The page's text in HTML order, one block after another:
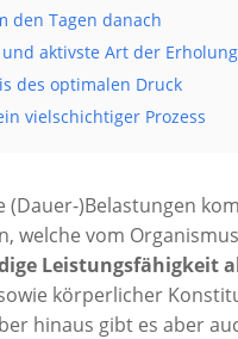
den Tagen danach
aktivste Art der Erholung
des optimalen Druck
vielschichtiger Prozess
)Belastungen
welche vom
Leistungsfähigkeit
körperlicher
hinaus gibt es aber